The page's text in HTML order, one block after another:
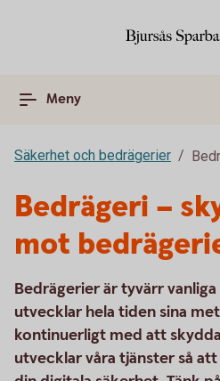
Meny
Säkerhet och bedrägerier
Bedrägeri –
mot
Bedrägerier är tyvärr
utvecklar hela tiden sina
kontinuerligt med att
utvecklar våra tjänster så